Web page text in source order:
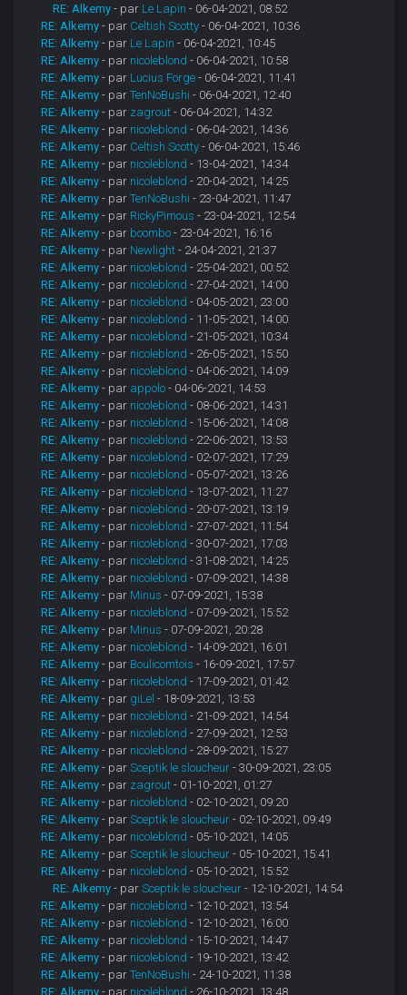
RE: Alkemy - par Le Lapin - 06-04-2021, 08:52
RE: Alkemy - par Celtish Scotty - 06-04-2021, 10:36
RE: Alkemy - par Le Lapin - 06-04-2021, 10:45
RE: Alkemy - par nicoleblond - 06-04-2021, 10:58
RE: Alkemy - par Lucius Forge - 06-04-2021, 11:41
RE: Alkemy - parTenNoBushi - 06-04-2021, 12:40
RE: Alkemy - par zagrout - 06-04-2021, 14:32
RE: Alkemy - par nicoleblond - 06-04-2021, 14:36
RE: Alkemy - par Celtish Scotty - 06-04-2021, 15:46
RE: Alkemy - par nicoleblond - 13-04-2021, 14:34
RE: Alkemy - par nicoleblond - 20-04-2021, 14:25
RE: Alkemy - parTenNoBushi - 23-04-2021, 11:47
RE: Alkemy - par RickyPimous - 23-04-2021, 12:54
RE: Alkemy - par boombo - 23-04-2021, 16:16
RE: Alkemy - par Newlight - 24-04-2021, 21:37
RE: Alkemy - par nicoleblond - 25-04-2021, 00:52
RE: Alkemy - par nicoleblond - 27-04-2021, 14:00
RE: Alkemy - par nicoleblond - 04-05-2021, 23:00
RE: Alkemy - par nicoleblond - 11-05-2021, 14:00
RE: Alkemy - par nicoleblond - 21-05-2021, 10:34
RE: Alkemy - par nicoleblond - 26-05-2021, 15:50
RE: Alkemy - par nicoleblond - 04-06-2021, 14:09
RE: Alkemy - par appolo - 04-06-2021, 14:53
RE: Alkemy - par nicoleblond - 08-06-2021, 14:31
RE: Alkemy - par nicoleblond - 15-06-2021, 14:08
RE: Alkemy - par nicoleblond - 22-06-2021, 13:53
RE: Alkemy - par nicoleblond - 02-07-2021, 17:29
RE: Alkemy - par nicoleblond - 05-07-2021, 13:26
RE: Alkemy - par nicoleblond - 13-07-2021, 11:27
RE: Alkemy - par nicoleblond - 20-07-2021, 13:19
RE: Alkemy - par nicoleblond - 27-07-2021, 11:54
RE: Alkemy - par nicoleblond - 30-07-2021, 17:03
RE: Alkemy - par nicoleblond - 31-08-2021, 14:25
RE: Alkemy - par nicoleblond - 07-09-2021, 14:38
RE: Alkemy - par Minus - 07-09-2021, 15:38
RE: Alkemy - par nicoleblond - 07-09-2021, 15:52
RE: Alkemy - par Minus - 07-09-2021, 20:28
RE: Alkemy - par nicoleblond - 14-09-2021, 16:01
RE: Alkemy - par Boulicomtois - 16-09-2021, 17:57
RE: Alkemy - par nicoleblond - 17-09-2021, 01:42
RE: Alkemy - par giLel - 18-09-2021, 13:53
RE: Alkemy - par nicoleblond - 21-09-2021, 14:54
RE: Alkemy - par nicoleblond - 27-09-2021, 12:53
RE: Alkemy - par nicoleblond - 28-09-2021, 15:27
RE: Alkemy - parSceptik le sloucheur - 30-09-2021, 23:05
RE: Alkemy - par zagrout - 01-10-2021, 01:27
RE: Alkemy - par nicoleblond - 02-10-2021, 09:20
RE: Alkemy - parSceptik le sloucheur - 02-10-2021, 09:49
RE: Alkemy - par nicoleblond - 05-10-2021, 14:05
RE: Alkemy - parSceptik le sloucheur - 05-10-2021, 15:41
RE: Alkemy - par nicoleblond - 05-10-2021, 15:52
RE: Alkemy - parSceptik le sloucheur - 12-10-2021, 14:54
RE: Alkemy - par nicoleblond - 12-10-2021, 13:54
RE: Alkemy - par nicoleblond - 12-10-2021, 16:00
RE: Alkemy - par nicoleblond - 15-10-2021, 14:47
RE: Alkemy - par nicoleblond - 19-10-2021, 13:42
RE: Alkemy - parTenNoBushi - 24-10-2021, 11:38
RE: Alkemy - par nicoleblond - 26-10-2021, 13:48